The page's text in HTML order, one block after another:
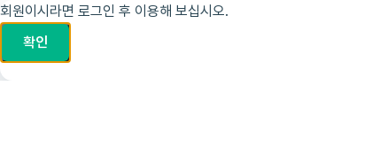
회원이시라면 로그인 후 이용해 보십시오.
확인